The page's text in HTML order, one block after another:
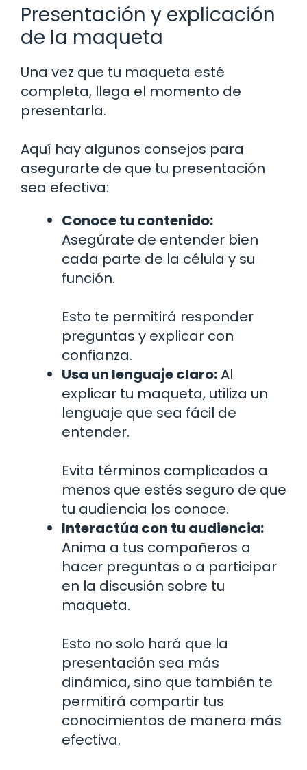
Presentación y explicación
de la maqueta
Una vez que tu maqueta esté
completa, llega el momento de
presentarla.
Aquí hay algunos consejos para
asegurarte de que tu presentación
sea efectiva:
Conoce tu contenido:
Asegúrate de entender bien
cada parte de la célula y su
función.
Esto te permitirá responder
preguntas y explicar con
confianza.
Usa un lenguaje claro:Al
explicar tu maqueta, utiliza un
lenguaje que sea fácil de
entender.
Evita términos complicados a
menos que estés seguro de que
tu audiencia los conoce.
Interactúa con tu audiencia:
Anima a tus compañeros a
hacer preguntas o a participar
en la discusión sobre tu
maqueta.
Esto no solo hará que la
presentación sea más
dinámica, sino que también te
permitirá compartir tus
conocimientos de manera más
efectiva.